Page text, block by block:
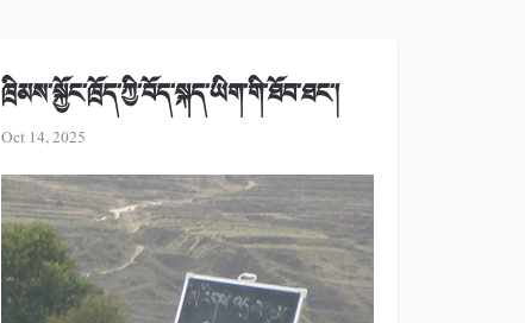
ཁྲིམས་སྐྱོང་ཁྲོད་ཀྱི་བོད་སྐད་ཡིག་གི་ཐོབ་ཐང་།
Oct 14, 2025